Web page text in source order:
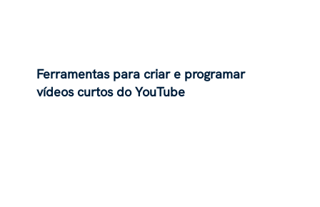
Ferramentas para criar e programar
vídeos curtos do YouTube